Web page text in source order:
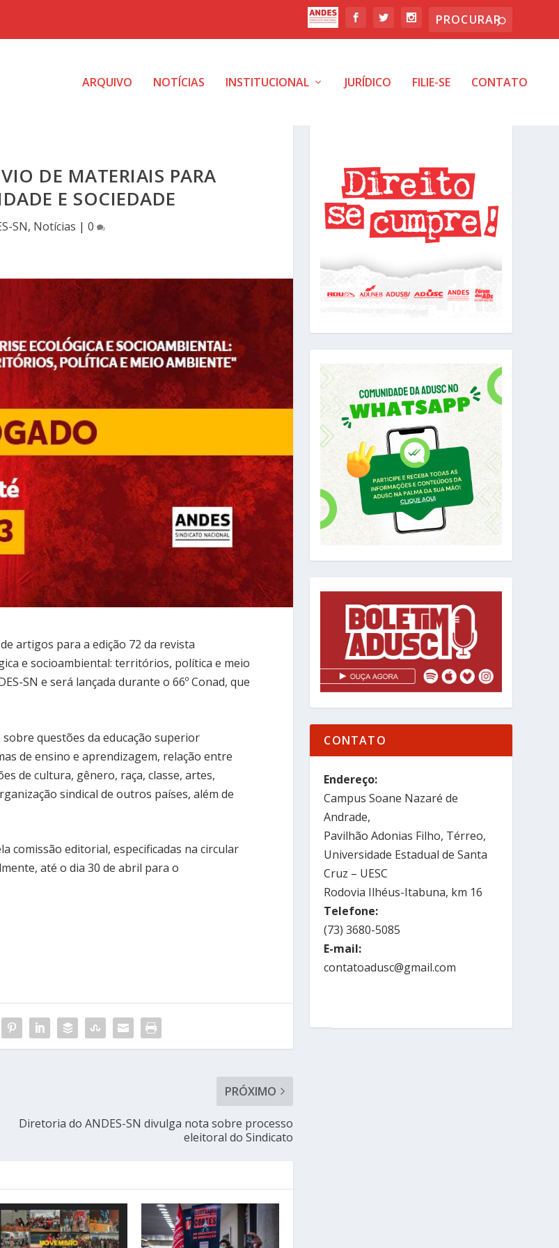
ARQUIVO NOTÍCIAS INSTITUCIONAL JURÍDICO FILIE-SE CONTATO
DE MATERIAIS PARA
E SOCIEDADE
SN, Notícias | 0
artigos para a edição 72 da revista
e socioambiental: territórios, política e meio
SN e será lançada durante o 66º Conad, que
questões da educação superior
de ensino e aprendizagem, relação entre
de cultura, gênero, raça, classe, artes,
sindical de outros países, além de
comissão editorial, especificadas na circular
até o dia 30 de abril para o
PRÓXIMO
Diretoria do ANDES-SN divulga nota sobre processo
eleitoral do Sindicato
CONTATO
Endereço:
Campus Soane Nazaré de
Andrade,
Pavilhão Adonias Filho, Térreo,
Universidade Estadual de Santa
Cruz – UESC
Rodovia Ilhéus-Itabuna, km 16
Telefone:
(73) 3680-5085
E-mail:
contatoadusc@gmail.com